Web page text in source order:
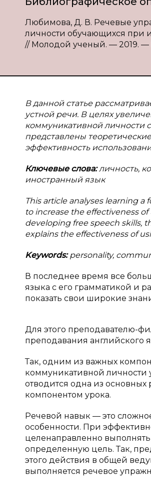
Любимова, Д. В. Речевые
личности обучающихся при
// Молодой ученый. — 2019. —
В данной статье
устной речи. В целях
коммуникативной личности
представлены
эффективность
Ключевые слова:личность,
иностранный язык
This article analyses learning
to increase the effectiveness
developing free speech skills,
explains the effectiveness of
Keywords:personality,
В последнее время все
языка с его грамматикой и
показать свои широкие
Для этого преподавателю-
преподавания английского
Так, одним из важных
коммуникативной личности
отводится одна из
компонентом урока.
Речевой навык — это
особенности. При
целенаправленно
определенную цель. Так,
этого действия в общей
выполняется речевое